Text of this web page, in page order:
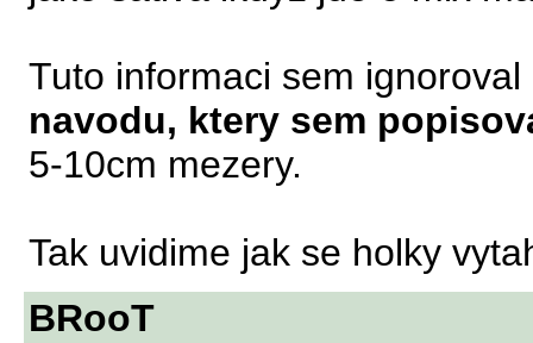
Tuto informaci sem ignoroval
navodu, ktery sem
5-10cm mezery.
Tak uvidime jak se holky
BRooT